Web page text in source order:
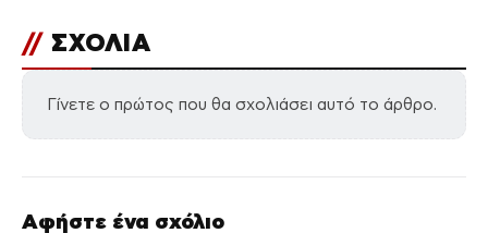
// ΣΧΟΛΙΑ
Γίνετε ο πρώτος που θα σχολιάσει αυτό το άρθρο.
Αφήστε ένα σχόλιο